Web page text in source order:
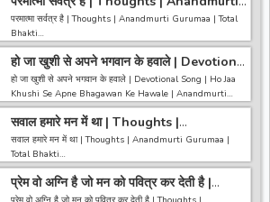
------------------------------------------------------------------
----------------------------------------
---------------------------------------
अगर आपको हमारी वीडियो अच्छी लगी तो हमारे चैनल को सब्सक्राइब करना
ना भूले और वीडियो को लाइक करे कमेंट करे और शेयर करे.
https://bit.ly/2HNBbHd
------------------------------------------------------------------
-------------------------------------
Gurumaa | Total Bhakti
परमात्मा सर्वत्र है | Thoughts | Anandmurti Gurumaa | Total
Bhakti
------------------------------------------------------------------
---------------------------------------
अगर आपको हमारी वीडियो अच्छी लगी तो हमारे चैनल को सब्सक्राइब करना
ना भूले और वीडियो को लाइक करे कमेंट करे और शेयर करे.
https://bit.ly/2HNBbHd
------------------------------------------------------------------
-----------------------------------------
हो जा खुशी से अपने भगवान के हवाले | Devotional
Song | Anandmurti Gurumaa | Gurumaa
Ke Bhajan
हो जा खुशी से अपने भगवान के हवाले | Devotional Song | Ho Jaa
Khushi Se Apne Bhagawan Ke Hawale | Anandmurti
Gurumaa | Gurumaa Ke Bhajan
------------------------------------------------------------------
------------------------------------
अगर आपको हमारी वीडियो अच्छी लगी तो हमारे चैनल को सब्सक्राइब करना
ना भूले और वीडियो को लाइक करे कमेंट करे और शेयर करे.
https://bit.ly/2HNBbHd
सवाल हमारे मन में था | Thoughts |
Anandmurti Gurumaa | Total Bhakti
सवाल हमारे मन में था | Thoughts | Anandmurti Gurumaa |
Total Bhakti
------------------------------------------------------------------
---------------------------------------
प्रेम वो अग्नि है जो मन को पवित्र कर देती है |
Thoughts | Anandmurti Gurumaa |